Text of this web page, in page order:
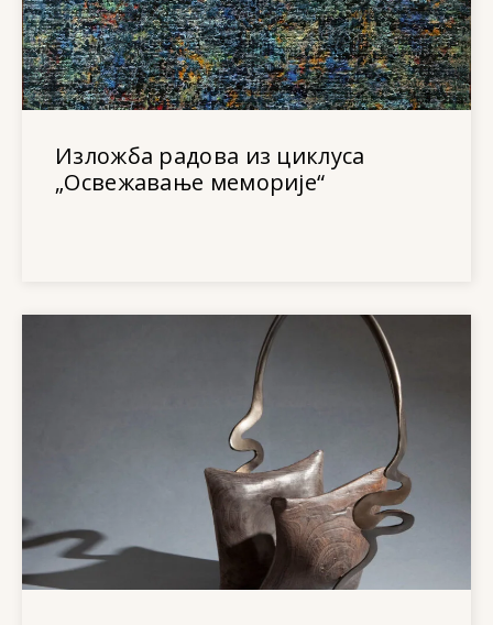
Изложба радова из циклуса
„Освежавање меморије“